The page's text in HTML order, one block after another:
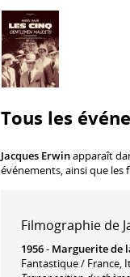
Tous les
Jacques Erwinapparaît
événements, ainsi que les
Filmographie de
1956- Marguerite de
Fantastique / France,